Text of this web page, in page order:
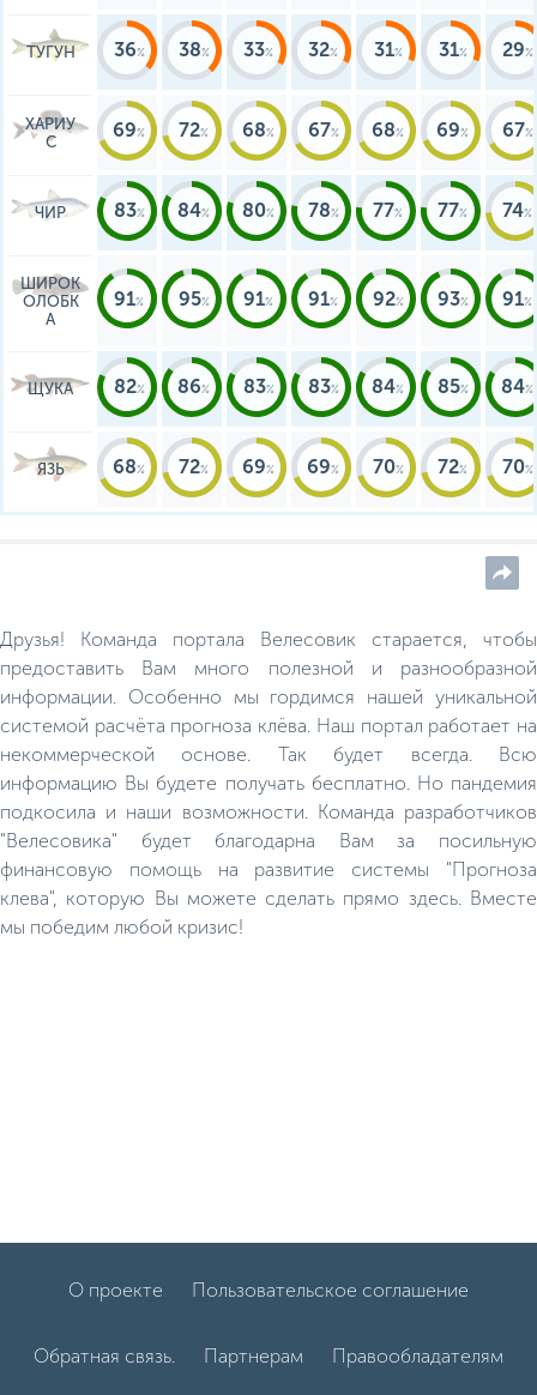
ТУГУН 36 38 33 32 31 31 29
ХАРИУ
С
69 72 68 67 68 69 67
ЧИР 83 84 80 78 77 77 74
ШИРОК
ОЛОБК
А
91 95 91 91 92 93 91
ЩУКА 82 86 83 83 84 85 84
ЯЗЬ 68 72 69 69 70 72 70
Друзья! Команда портала Велесовик старается, чтобы
предоставить Вам много полезной и разнообразной
информации. Особенно мы гордимся нашей уникальной
системой расчёта прогноза клёва. Наш портал работает на
некоммерческой основе. Так будет всегда. Всю
информацию Вы будете получать бесплатно. Но пандемия
подкосила и наши возможности. Команда разработчиков
"Велесовика" будет благодарна Вам за посильную
финансовую помощь на развитие системы "Прогноза
клева", которую Вы можете сделать прямо здесь. Вместе
мы победим любой кризис!
О проекте Пользовательское соглашение
Обратная связь. Партнерам Правообладателям